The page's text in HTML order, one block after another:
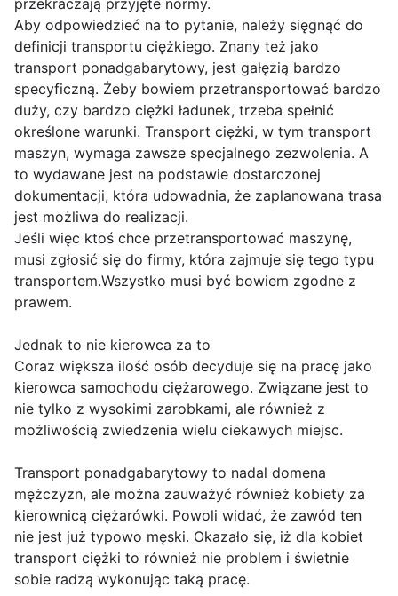
Aby odpowiedzieć na to pytanie, należy sięgnąć do
definicji transportu ciężkiego. Znany też jako
transport ponadgabarytowy, jest gałęzią bardzo
specyficzną. Żeby bowiem przetransportować bardzo
duży, czy bardzo ciężki ładunek, trzeba spełnić
określone warunki. Transport ciężki, w tym transport
maszyn, wymaga zawsze specjalnego zezwolenia. A
to wydawane jest na podstawie dostarczonej
dokumentacji, która udowadnia, że zaplanowana trasa
jest możliwa do realizacji.
Jeśli więc ktoś chce przetransportować maszynę,
musi zgłosić się do firmy, która zajmuje się tego typu
transportem.Wszystko musi być bowiem zgodne z
prawem.
Jednak to nie kierowca za to
Coraz większa ilość osób decyduje się na pracę jako
kierowca samochodu ciężarowego. Związane jest to
nie tylko z wysokimi zarobkami, ale również z
możliwością zwiedzenia wielu ciekawych miejsc.
Transport ponadgabarytowy to nadal domena
mężczyzn, ale można zauważyć również kobiety za
kierownicą ciężarówki. Powoli widać, że zawód ten
nie jest już typowo męski. Okazało się, iż dla kobiet
transport ciężki to również nie problem i świetnie
sobie radzą wykonując taką pracę.